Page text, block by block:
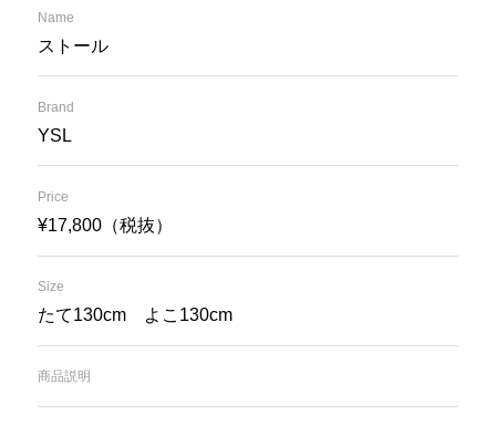
Name
ストール
Brand
YSL
Price
¥17,800（税抜）
Size
たて130cm よこ130cm
商品説明